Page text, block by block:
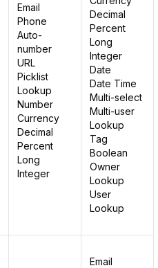
Email
Phone
Auto-
number
URL
Picklist
Lookup
Number
Currency
Decimal
Percent
Long
Integer
Decimal
Percent
Long
Integer
Date
Date Time
Multi-select
Multi-user
Lookup
Tag
Boolean
Owner
Lookup
User
Lookup
Email